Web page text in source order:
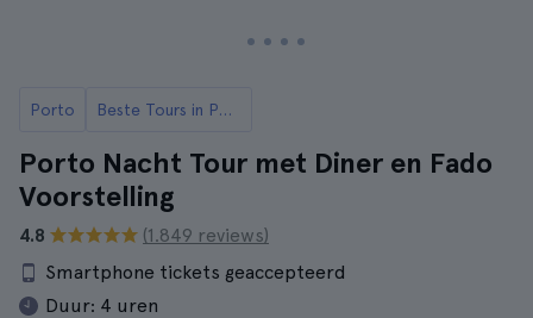
Porto Beste Tours in Porto
Porto Nacht Tour met Diner en Fado
Voorstelling
4.8
(1.849 reviews)
Smartphone tickets geaccepteerd
Duur: 4 uren